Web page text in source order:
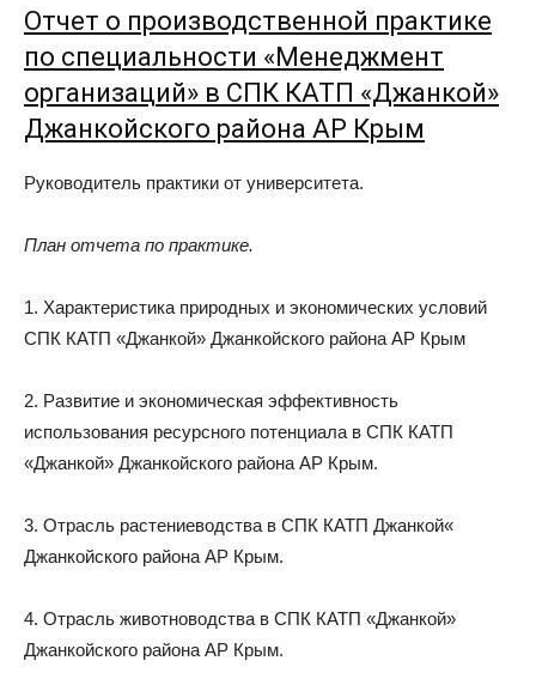
Отчет о производственной практике
по специальности «Менеджмент
организаций» в СПК КАТП «Джанкой»
Джанкойского района АР Крым
Руководитель практики от университета.
План отчета по практике.
1. Характеристика природных и экономических условий
СПК КАТП «Джанкой» Джанкойского района АР Крым
2. Развитие и экономическая эффективность
использования ресурсного потенциала в СПК КАТП
«Джанкой» Джанкойского района АР Крым.
3. Отрасль растениеводства в СПК КАТП Джанкой«
Джанкойского района АР Крым.
4. Отрасль животноводства в СПК КАТП «Джанкой»
Джанкойского района АР Крым.